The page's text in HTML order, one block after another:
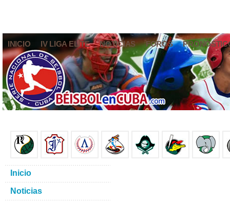
INICIO IV LIGA ELITE NOTICIAS FOROS
Inicio
Noticias